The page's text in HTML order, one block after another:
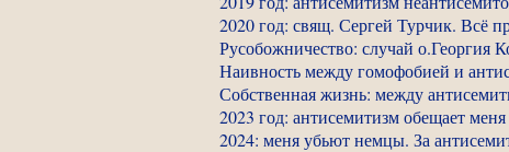
2020 год: свящ. Сергей Турчик. Всё
Русобожничество: случай о.Георгия
Наивность между гомофобией и
Собственная жизнь: между
2023 год: антисемитизм обещает
2024: меня убьют немцы. За